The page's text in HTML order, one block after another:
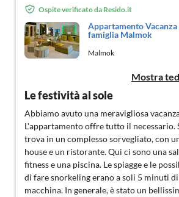
Ospite verificato da Resido.it
Appartamento Vacanza
famiglia Malmok
Malmok
Mostra
Le festività al sole
Abbiamo avuto una meravigliosa
L'appartamento offre tutto il necessario.
trova in un complesso sorvegliato, con
house e un ristorante. Qui ci sono una
fitness e una piscina. Le spiagge e le
di fare snorkeling erano a soli 5 minuti di
macchina. In generale, è stato un